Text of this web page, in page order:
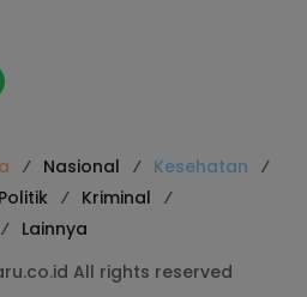
Nasional
Kesehatan
Politik
Kriminal
Lainnya
All rights reserved